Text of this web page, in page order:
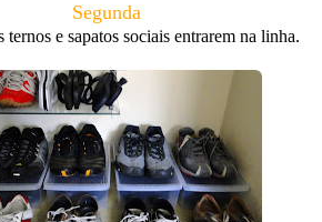
Segunda
ternos e sapatos sociais entrarem na linha.